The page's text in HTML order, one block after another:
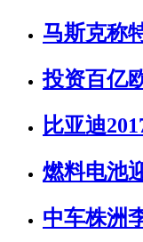
马斯克称
投资百亿
比亚迪
燃料电池
中车株洲